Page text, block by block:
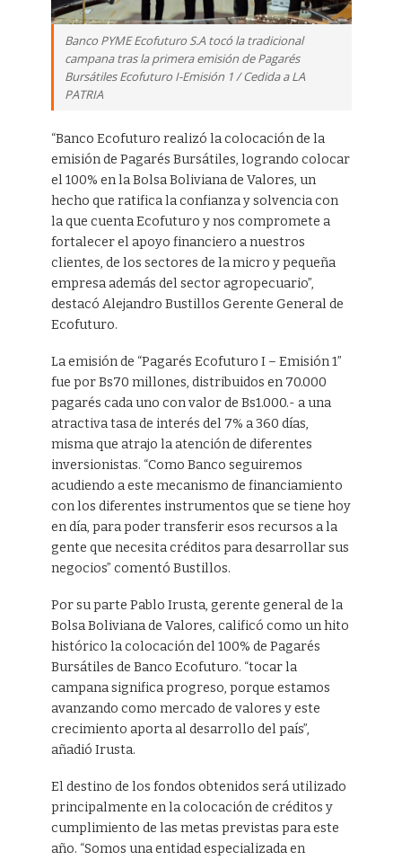
Banco PYME Ecofuturo S.A tocó la tradicional
campana tras la primera emisión de Pagarés
Bursátiles Ecofuturo I-Emisión 1 / Cedida a LA
PATRIA
“Banco Ecofuturo realizó la colocación de la
emisión de Pagarés Bursátiles, logrando colocar
el 100% en la Bolsa Boliviana de Valores, un
hecho que ratifica la confianza y solvencia con
la que cuenta Ecofuturo y nos compromete a
fortalecer el apoyo financiero a nuestros
clientes, de los sectores de la micro y pequeña
empresa además del sector agropecuario”,
destacó Alejandro Bustillos Gerente General de
Ecofuturo.
La emisión de “Pagarés Ecofuturo I – Emisión 1”
fue por Bs70 millones, distribuidos en 70.000
pagarés cada uno con valor de Bs1.000.- a una
atractiva tasa de interés del 7% a 360 días,
misma que atrajo la atención de diferentes
inversionistas. “Como Banco seguiremos
acudiendo a este mecanismo de financiamiento
con los diferentes instrumentos que se tiene hoy
en día, para poder transferir esos recursos a la
gente que necesita créditos para desarrollar sus
negocios” comentó Bustillos.
Por su parte Pablo Irusta, gerente general de la
Bolsa Boliviana de Valores, calificó como un hito
histórico la colocación del 100% de Pagarés
Bursátiles de Banco Ecofuturo. “tocar la
campana significa progreso, porque estamos
avanzando como mercado de valores y este
crecimiento aporta al desarrollo del país”,
añadió Irusta.
El destino de los fondos obtenidos será utilizado
principalmente en la colocación de créditos y
cumplimiento de las metas previstas para este
año. “Somos una entidad especializada en